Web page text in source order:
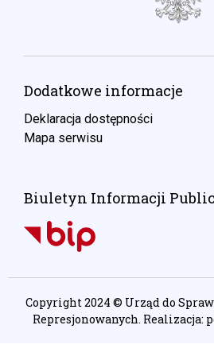
Dodatkowe informacje
Deklaracja dostępności
Mapa serwisu
Biuletyn Informacji
Copyright 2024 © Urząd do
Represjonowanych. Realizacja: